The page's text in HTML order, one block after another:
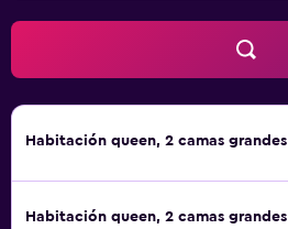
Habitación queen, 2 camas grandes
Habitación queen, 2 camas grandes